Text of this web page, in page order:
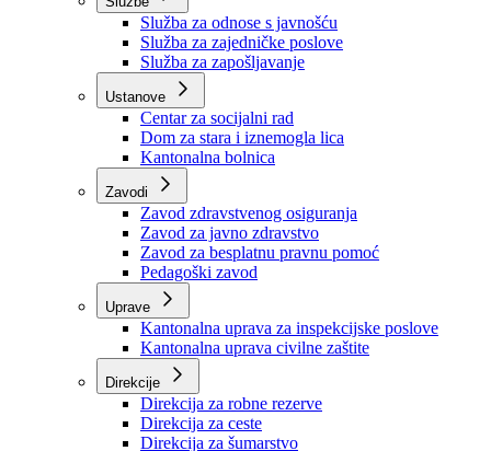
Organizacije
Službe
Služba za odnose s javnošću
Služba za zajedničke poslove
Služba za zapošljavanje
Ustanove
Centar za socijalni rad
Dom za stara i iznemogla lica
Kantonalna bolnica
Zavodi
Zavod zdravstvenog osiguranja
Zavod za javno zdravstvo
Zavod za besplatnu pravnu pomoć
Pedagoški zavod
Kantonalna uprava za inspekcijske poslove
Kantonalna uprava civilne zaštite
Direkcije